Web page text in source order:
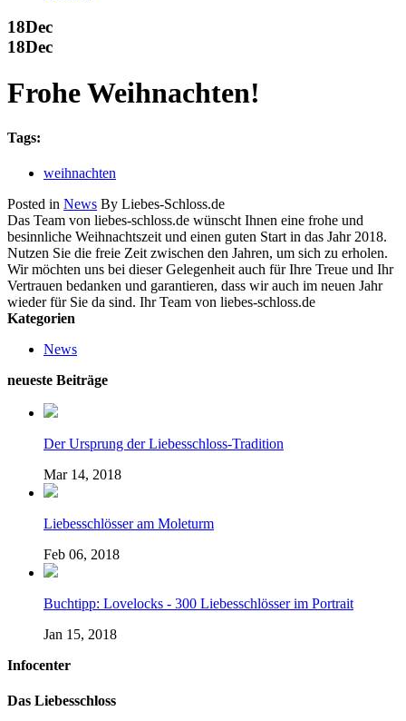
18Dec
18Dec
Frohe Weihnachten!
Tags:
weihnachten
Posted in News By Liebes-Schloss.de
Das Team von liebes-schloss.de wünscht Ihnen eine frohe und
besinnliche Weihnachtszeit und einen guten Start in das Jahr 2018.
Nutzen Sie die freie Zeit zwischen den Jahren, um sich zu erholen.
Wir möchten uns bei dieser Gelegenheit auch für Ihre Treue und Ihr
Vertrauen bedanken und garantieren, dass wir auch im neuen Jahr
wieder für Sie da sind. Ihr Team von liebes-schloss.de
Kategorien
News
neueste Beiträge
Der Ursprung der Liebesschloss-Tradition
Mar 14, 2018
Liebesschlösser am Moleturm
Feb 06, 2018
Buchtipp: Lovelocks - 300 Liebesschlösser im Portrait
Jan 15, 2018
Infocenter
Das Liebesschloss